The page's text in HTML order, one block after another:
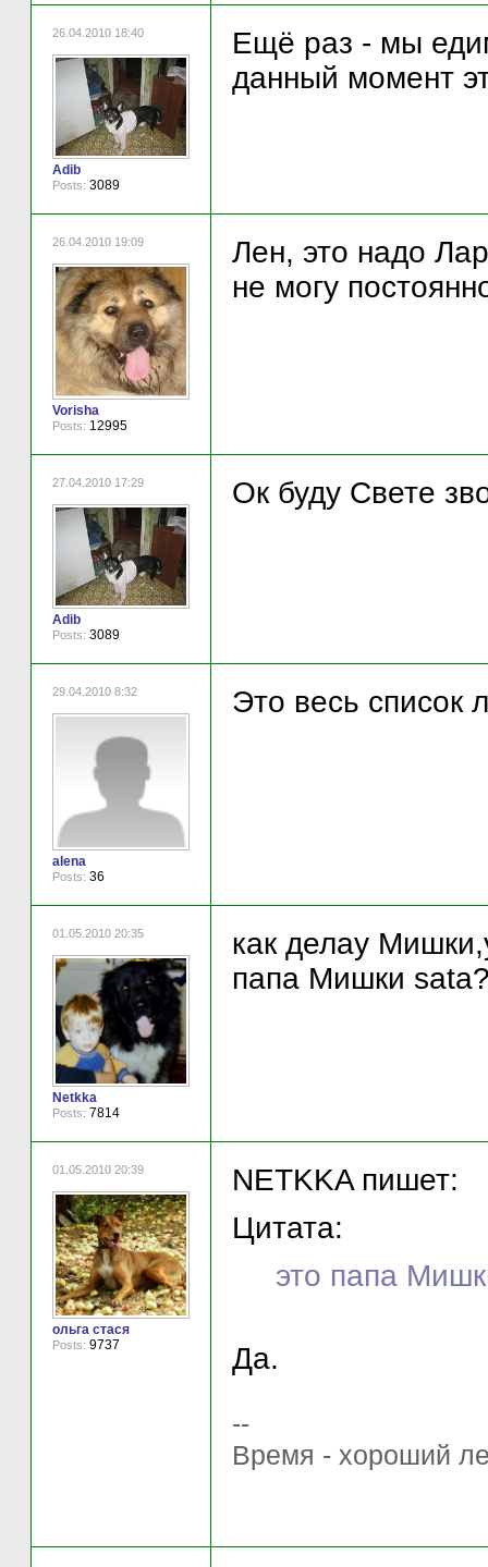
26.04.2010 18:40
Adib
Posts: 3089
Ещё раз - мы
данный момент
26.04.2010 19:09
Vorisha
Posts: 12995
Лен, это надо
не могу
27.04.2010 17:29
Adib
Posts: 3089
Ок буду Свете
29.04.2010 8:32
alena
Posts: 36
Это весь список
01.05.2010 20:35
Netkka
Posts: 7814
как делау
папа Мишки
01.05.2010 20:39
ольга стася
Posts: 9737
NETKKA пишет:
Цитата:
это папа
Да.
--
Время - хороший